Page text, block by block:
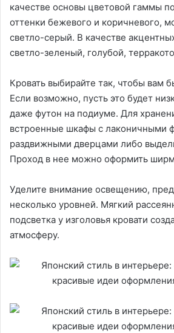
качестве основы цветовой гаммы
оттенки бежевого и коричневого,
светло-серый. В качестве
светло-зеленый, голубой,
Кровать выбирайте так, чтобы вам
Если возможно, пусть это будет
даже футон на подиуме. Для
встроенные шкафы с лаконичными
раздвижными дверцами либо
Проход в нее можно оформить
Уделите внимание освещению,
несколько уровней. Мягкий
подсветка у изголовья кровати
атмосферу.